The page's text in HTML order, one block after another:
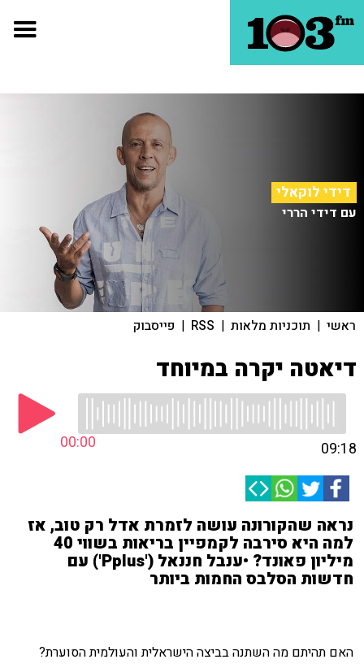
דידי לוקאלי
עם דידי הררי
ראשי | תוכניות מלאות |
RSS
| פייסבוק
דיאטה יקרה במיוחד
00:00 09:18
נראה שהקורונה עושה לזמרת אדל רק טוב, אז
למה היא סירבה לקמפיין בריאות בשווי 40
מיליון פאונד? •ענבל חננאל ('Pplus') עם
חדשות הסלבס החמות ביותר
האם תהיתם מה השתנה בביצה הישראלית והעולמית הסוערת?